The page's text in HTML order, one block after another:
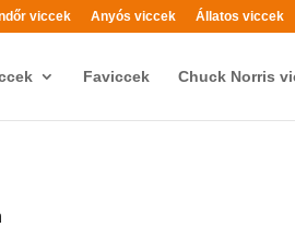
viccek Anyós viccek Állatos viccek
Faviccek Chuck Norris